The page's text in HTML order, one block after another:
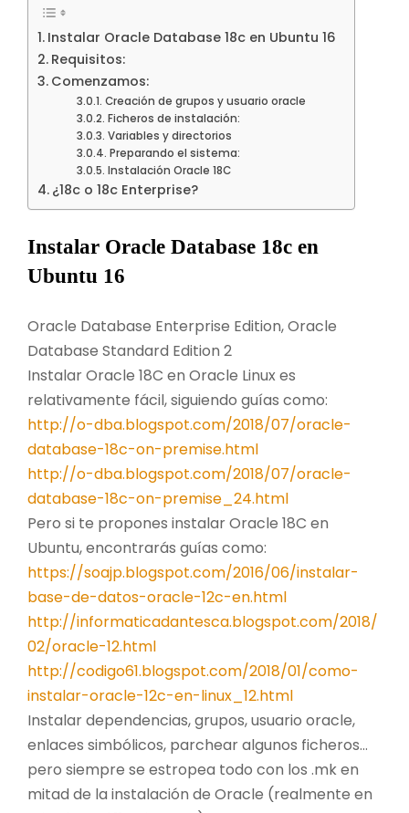
Instalar Oracle Database 18c en Ubuntu 16
Requisitos:
Comenzamos:
Creación de grupos y usuario oracle
Ficheros de instalación:
Variables y directorios
Preparando el sistema:
Instalación Oracle 18C
¿18c o 18c Enterprise?
Instalar Oracle Database 18c en
Ubuntu 16
Oracle Database Enterprise Edition, Oracle
Database Standard Edition 2
Instalar Oracle 18C en Oracle Linux es
relativamente fácil, siguiendo guías como:
http://o-dba.blogspot.com/2018/07/oracle-
database-18c-on-premise.html
http://o-dba.blogspot.com/2018/07/oracle-
database-18c-on-premise_24.html
Pero si te propones instalar Oracle 18C en
Ubuntu, encontrarás guías como:
https://soajp.blogspot.com/2016/06/instalar-
base-de-datos-oracle-12c-en.html
http://informaticadantesca.blogspot.com/2018/
02/oracle-12.html
http://codigo61.blogspot.com/2018/01/como-
instalar-oracle-12c-en-linux_12.html
Instalar dependencias, grupos, usuario oracle,
enlaces simbólicos, parchear algunos ficheros…
pero siempre se estropea todo con los .mk en
mitad de la instalación de Oracle (realmente en